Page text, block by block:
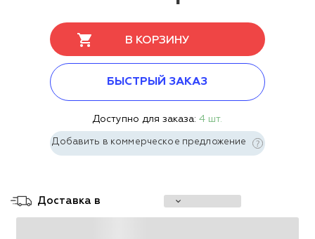
В КОРЗИНУ
БЫСТРЫЙ ЗАКАЗ
Доступно для заказа:4 шт.
Добавить в коммерческое предложение
Доставка в